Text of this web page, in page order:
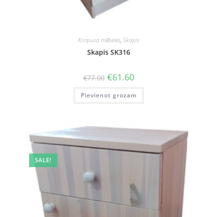
Korpusa mēbeles, Skapis
Skapis SK316
€77.00 Original
price
was:
€77.00.
€61.60Current
price
is:
€61.60.
Pievienot grozam
SALE!